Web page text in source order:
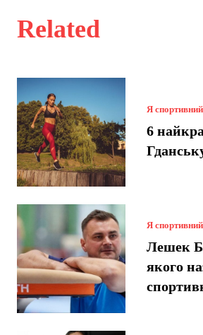
Related
Я спортивний
6
Я спортивний
Лешек
якого